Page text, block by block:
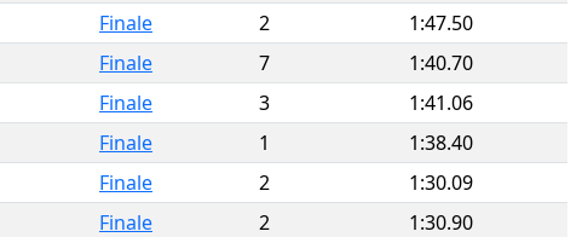
Finale 2
1:47.50
Finale 7
1:40.70
Finale 3
1:41.06
Finale 1
1:38.40
Finale 2
1:30.09
Finale 2
1:30.90